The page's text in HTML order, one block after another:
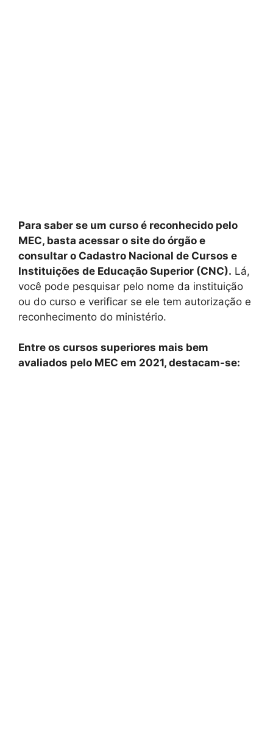
Para saber se um curso é reconhecido pelo
MEC, basta acessar o site do órgão e
consultar o Cadastro Nacional de Cursos e
Instituições de Educação Superior (CNC). Lá,
você pode pesquisar pelo nome da instituição
ou do curso e verificar se ele tem autorização e
reconhecimento do ministério.
Entre os cursos superiores mais bem
avaliados pelo MEC em 2021, destacam-se: